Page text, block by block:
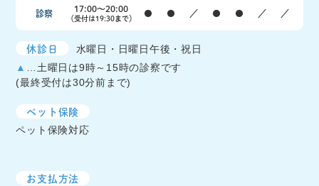
診察 17:00〜20:00
（受付は19:30まで） ● ● ／ ● ● ／ ／
休診日
水曜日・日曜日午後・祝日
▲
…土曜日は9時～15時の診察です
(最終受付は30分前まで)
ペット保険
ペット保険対応
お支払方法